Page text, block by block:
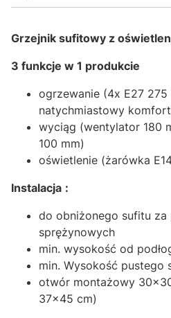
Grzejnik sufitowy z
3 funkcje w 1 produkcie
ogrzewanie (4x E27 275
natychmiastowy
wyciąg (wentylator 180
100 mm)
oświetlenie (żarówka
Instalacja :
do obniżonego sufitu
sprężynowych
min. wysokość od
min. Wysokość pustego
otwór montażowy
37x45 cm)